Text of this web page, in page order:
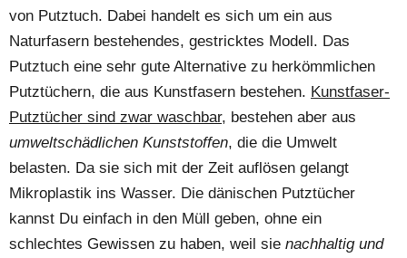
von Putztuch. Dabei handelt es sich um ein aus
Naturfasern bestehendes, gestricktes Modell. Das
Putztuch eine sehr gute Alternative zu herkömmlichen
Putztüchern, die aus Kunstfasern bestehen. Kunstfaser-
Putztücher sind zwar waschbar, bestehen aber aus
umweltschädlichen Kunststoffen, die die Umwelt
belasten. Da sie sich mit der Zeit auflösen gelangt
Mikroplastik ins Wasser. Die dänischen Putztücher
kannst Du einfach in den Müll geben, ohne ein
schlechtes Gewissen zu haben, weil sie nachhaltig und